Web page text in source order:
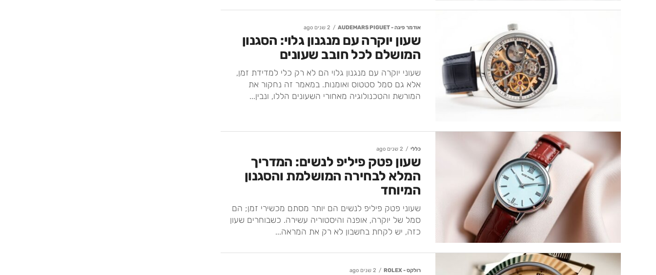
אודמר פיגה - AUDEMARS PIGUET 2 שנים ago
שעון יוקרה עם מנגנון גלוי: הסגנון
המושלם לכל חובב שעונים
שעוני יוקרה עם מנגנון גלוי הם לא רק כלי למדידת זמן,
אלא גם סמל סטטוס ואומנות. במאמר זה נחקור את
המורשת והטכנולוגיה מאחורי השעונים הללו, ונבין...
כללי 2 שנים ago
שעון פטק פיליפ לנשים: המדריך
המלא לבחירה המושלמת והסגנון
המיוחד
שעוני פטק פיליפ לנשים הם יותר מסתם מכשירי זמן; הם
סמל של יוקרה, אופנה והיסטוריה עשירה. כשבוחרים שעון
כזה, יש לקחת בחשבון לא רק את המראה...
רולקס - ROLEX 2 שנים ago